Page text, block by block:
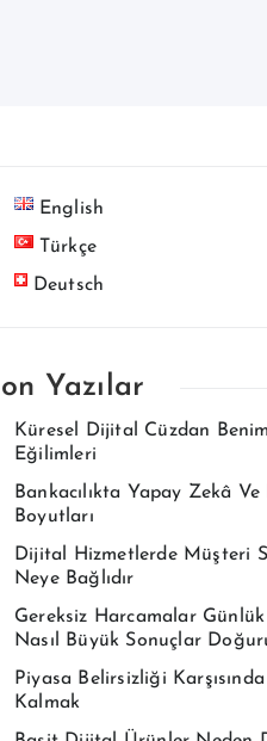
English
Türkçe
Deutsch
Yazılar
Küresel Dijital Cüzdan
Eğilimleri
Bankacılıkta Yapay Zekâ
Boyutları
Dijital Hizmetlerde Müşteri
Neye Bağlıdır
Gereksiz Harcamalar
Nasıl Büyük Sonuçlar
Piyasa Belirsizliği
Kalmak